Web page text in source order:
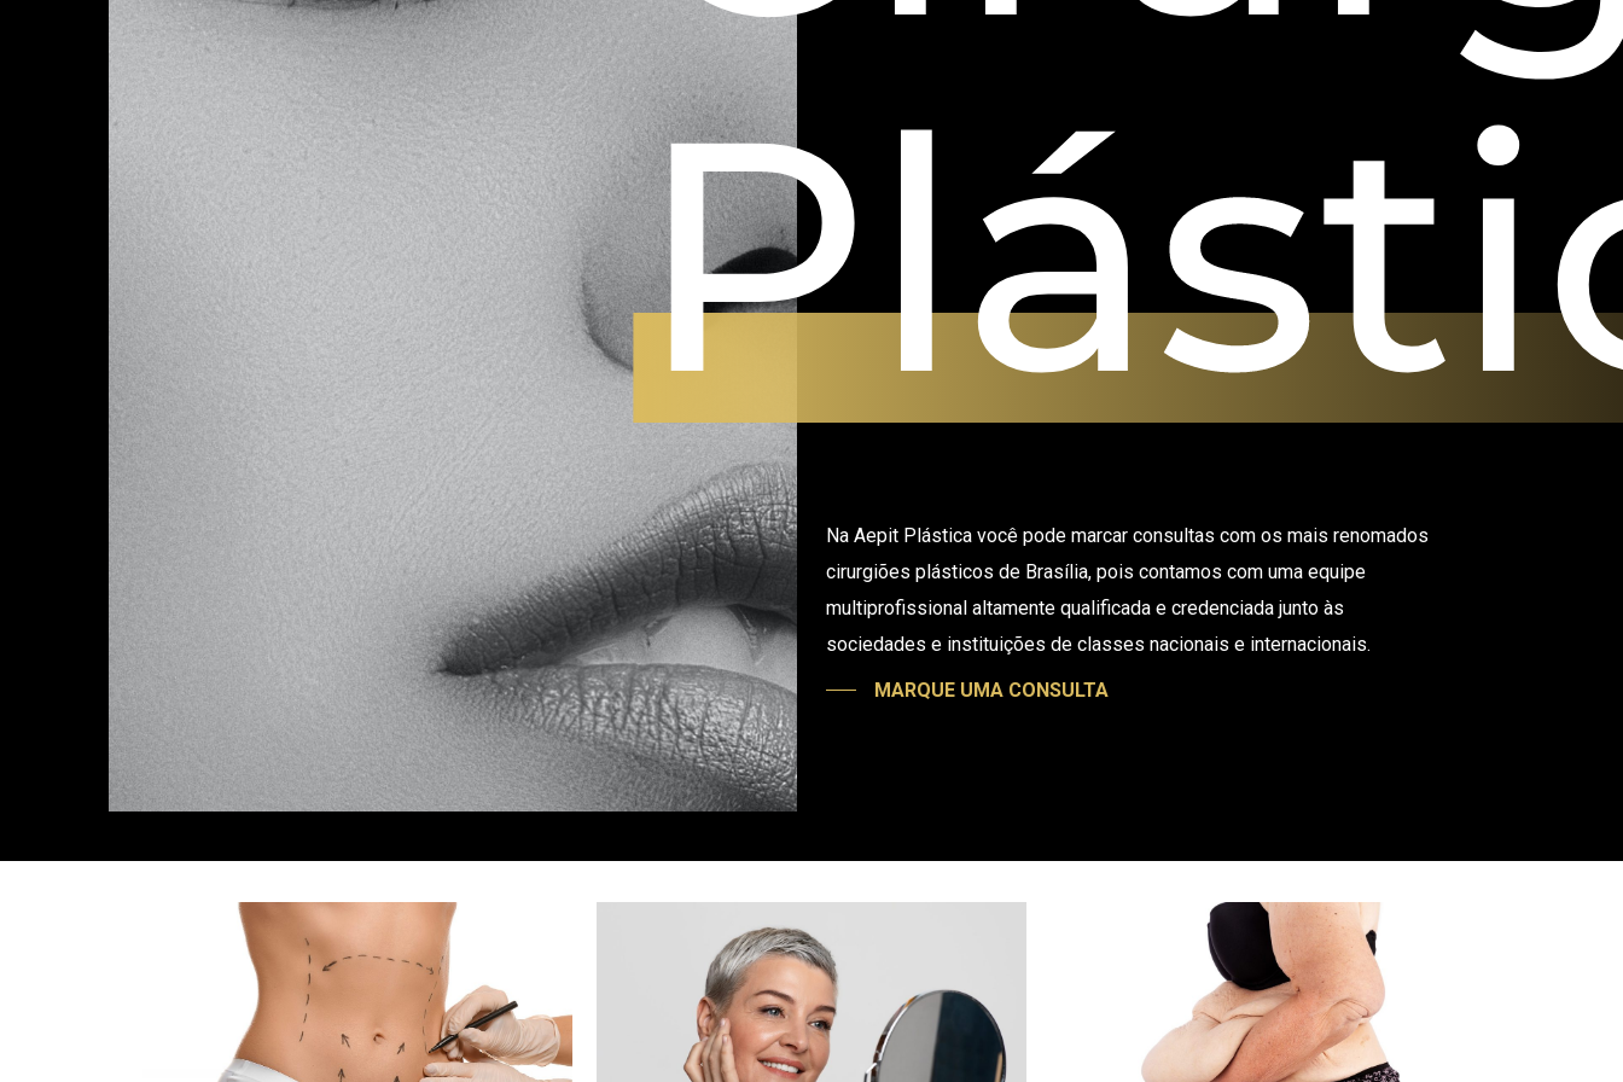
Na Aepit Plástica você pode marcar consultas com os mais renomados
cirurgiões plásticos de Brasília, pois contamos com uma equipe
multiprofissional altamente qualificada e credenciada junto às
sociedades e instituições de classes nacionais e internacionais.
MARQUE UMA CONSULTA